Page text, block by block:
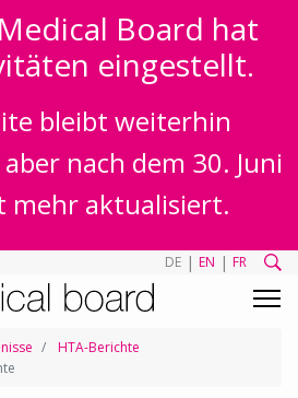
Board hat
eingestellt.
bleibt weiterhin
nach dem 30. Juni
mehr aktualisiert.
DE | EN | FR
HTA-Berichte